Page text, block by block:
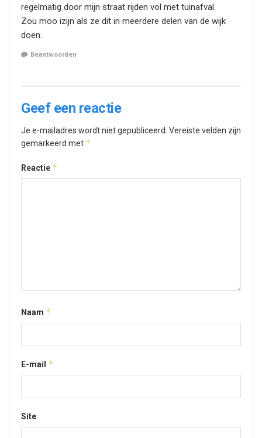
regelmatig door mijn straat rijden vol met tuinafval.
Zou moo izijn als ze dit in meerdere delen van de wijk
doen.
Beantwoorden
Geef een reactie
Je e-mailadres wordt niet gepubliceerd. Vereiste velden zijn
gemarkeerd met *
Reactie *
Naam *
E-mail *
Site